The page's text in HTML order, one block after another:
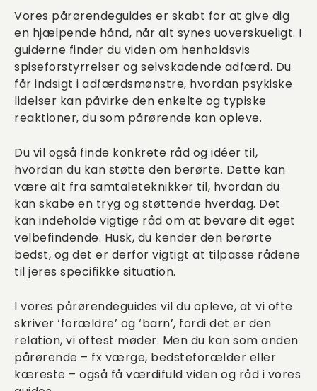
Vores pårørendeguides er skabt for at give dig
en hjælpende hånd, når alt synes uoverskueligt. I
guiderne finder du viden om henholdsvis
spiseforstyrrelser og selvskadende adfærd. Du
får indsigt i adfærdsmønstre, hvordan psykiske
lidelser kan påvirke den enkelte og typiske
reaktioner, du som pårørende kan opleve.
Du vil også finde konkrete råd og idéer til,
hvordan du kan støtte den berørte. Dette kan
være alt fra samtaleteknikker til, hvordan du
kan skabe en tryg og støttende hverdag. Det
kan indeholde vigtige råd om at bevare dit eget
velbefindende. Husk, du kender den berørte
bedst, og det er derfor vigtigt at tilpasse rådene
til jeres specifikke situation.
I vores pårørendeguides vil du opleve, at vi ofte
skriver ‘forældre’ og ‘barn’, fordi det er den
relation, vi oftest møder. Men du kan som anden
pårørende – fx værge, bedsteforælder eller
kæreste – også få værdifuld viden og råd i vores